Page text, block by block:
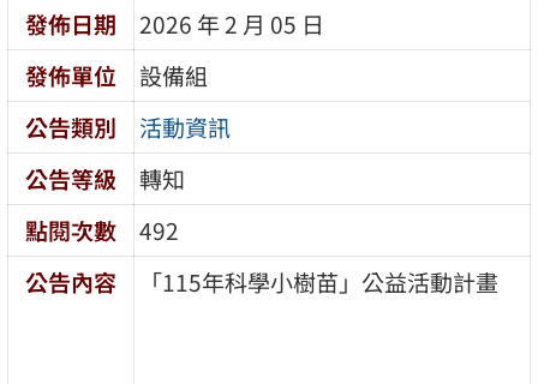
發佈日期
2026 年 2 月 05 日
發佈單位
設備組
公告類別
活動資訊
公告等級
轉知
點閱次數
492
公告內容
「115年科學小樹苗」公益活動計畫